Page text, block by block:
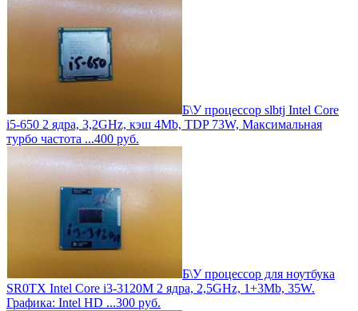
Б\У процессор slbtj Intel Core
i5-650 2 ядра, 3,2GHz, кэш 4Mb, TDP 73W, Максимальная
турбо частота ...400 руб.
Б\У процессор для ноутбука
SR0TX Intel Core i3-3120M 2 ядра, 2,5GHz, 1+3Mb, 35W.
Графика: Intel HD ...300 руб.